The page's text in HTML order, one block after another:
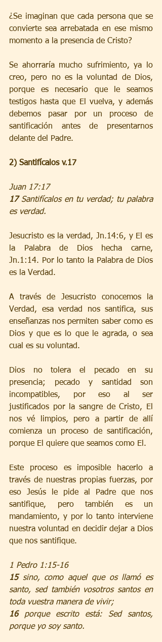
¿Se imaginan que cada persona que se
convierte sea arrebatada en ese mismo
momento a la presencia de Cristo?
Se ahorraría mucho sufrimiento, ya lo
creo, pero no es la voluntad de Dios,
porque es necesario que le seamos
testigos hasta que El vuelva, y además
debemos pasar por un proceso de
santificación antes de presentarnos
delante del Padre.
2) Santifícalos v.17
Juan 17:17
17 Santifícalos en tu verdad; tu palabra
es verdad.
Jesucristo es la verdad, Jn.14:6, y El es
la Palabra de Dios hecha carne,
Jn.1:14. Por lo tanto la Palabra de Dios
es la Verdad.
A través de Jesucristo conocemos la
Verdad, esa verdad nos santifica, sus
enseñanzas nos permiten saber como es
Dios y que es lo que le agrada, o sea
cual es su voluntad.
Dios no tolera el pecado en su
presencia; pecado y santidad son
incompatibles, por eso al ser
justificados por la sangre de Cristo, El
nos vé limpios, pero a partir de allí
comienza un proceso de santificación,
porque El quiere que seamos como El.
Este proceso es imposible hacerlo a
través de nuestras propias fuerzas, por
eso Jesús le pide al Padre que nos
santifique, pero también es un
mandamiento, y por lo tanto interviene
nuestra voluntad en decidir dejar a Dios
que nos santifique.
1 Pedro 1:15-16
15 sino, como aquel que os llamó es
santo, sed también vosotros santos en
toda vuestra manera de vivir;
16 porque escrito está: Sed santos,
porque yo soy santo.